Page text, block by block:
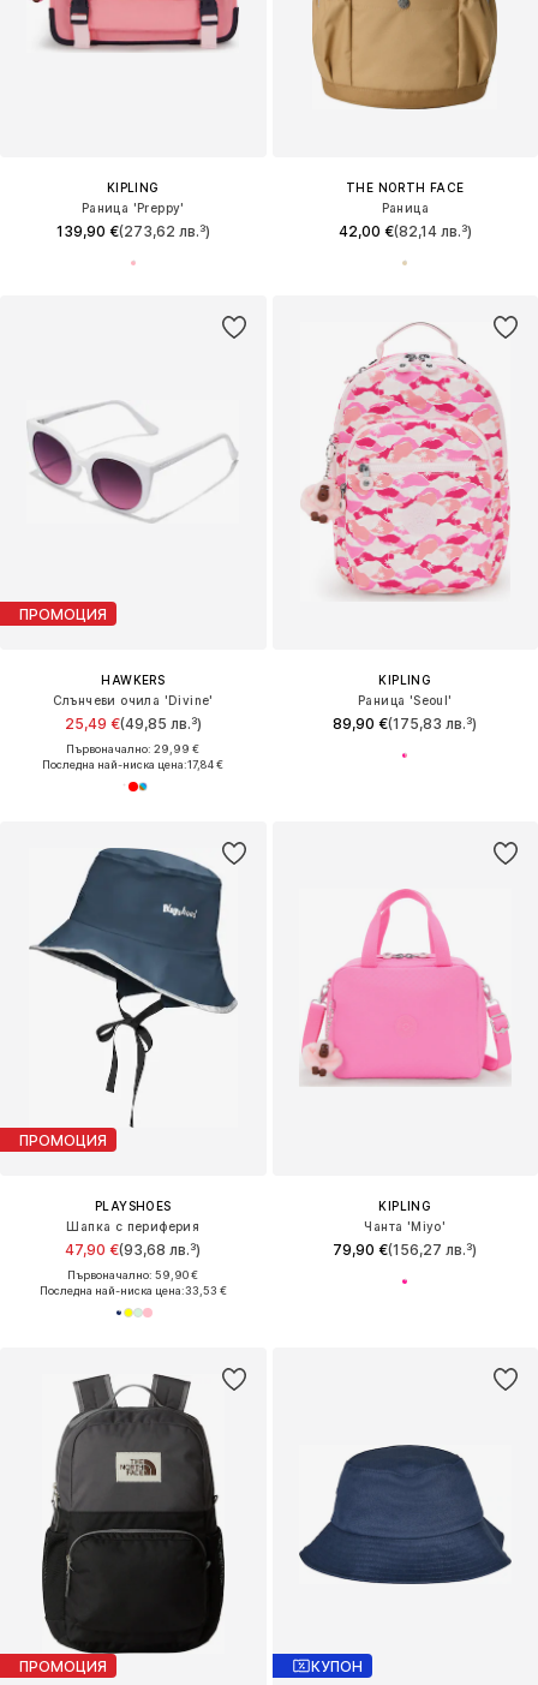
KIPLING
Раница 'Preppy'
139,90 €(273,62 лв.³)
THE NORTH FACE
Раница
42,00 €(82,14 лв.³)
ПРОМОЦИЯ
HAWKERS
Слънчеви очила 'Divine'
25,49 €(49,85 лв.³)
Първоначално: 29,99 €
Последна най-ниска цена:17,84 €
KIPLING
Раница 'Seoul'
89,90 €(175,83 лв.³)
ПРОМОЦИЯ
PLAYSHOES
Шапка с периферия
47,90 €(93,68 лв.³)
Първоначално: 59,90 €
Последна най-ниска цена:33,53 €
KIPLING
Чанта 'Miyo'
79,90 €(156,27 лв.³)
ПРОМОЦИЯ КУПОН